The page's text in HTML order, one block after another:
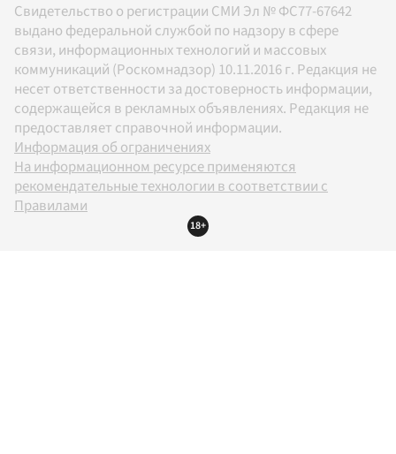
Свидетельство о регистрации СМИ Эл № ФС77-67642
выдано федеральной службой по надзору в сфере
связи, информационных технологий и массовых
коммуникаций (Роскомнадзор) 10.11.2016 г. Редакция не
несет ответственности за достоверность информации,
содержащейся в рекламных объявлениях. Редакция не
предоставляет справочной информации.
Информация об ограничениях
На информационном ресурсе применяются
рекомендательные технологии в соответствии с
Правилами
18+